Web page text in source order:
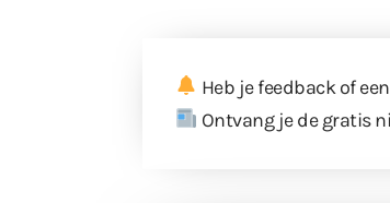
Heb je feedback of
Ontvang je de gratis